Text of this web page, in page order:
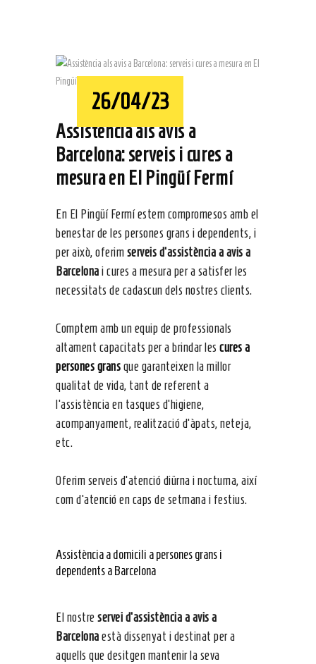
26/04/23
Assistència als avis a
Barcelona: serveis i cures a
mesura en El Pingüí Fermí
En El Pingüí Fermí estem compromesos amb el
benestar de les persones grans i dependents, i
per això, oferim serveis d’assistència a avis a
Barcelona i cures a mesura per a satisfer les
necessitats de cadascun dels nostres clients.
Comptem amb un equip de professionals
altament capacitats per a brindar les cures a
persones grans que garanteixen la millor
qualitat de vida, tant de referent a
l’assistència en tasques d’higiene,
acompanyament, realització d’àpats, neteja,
etc.
Oferim serveis d’atenció diürna i nocturna, així
com d’atenció en caps de setmana i festius.
Assistència a domicili a persones grans i
dependents a Barcelona
El nostre servei d’assistència a avis a
Barcelona està dissenyat i destinat per a
aquells que desitgen mantenir la seva